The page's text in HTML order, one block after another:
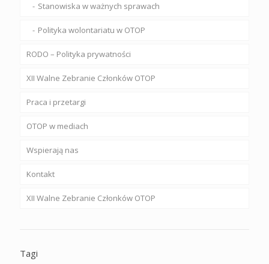
Stanowiska w ważnych sprawach
Polityka wolontariatu w OTOP
RODO – Polityka prywatności
XII Walne Zebranie Członków OTOP
Praca i przetargi
OTOP w mediach
Wspierają nas
Kontakt
XII Walne Zebranie Członków OTOP
Tagi